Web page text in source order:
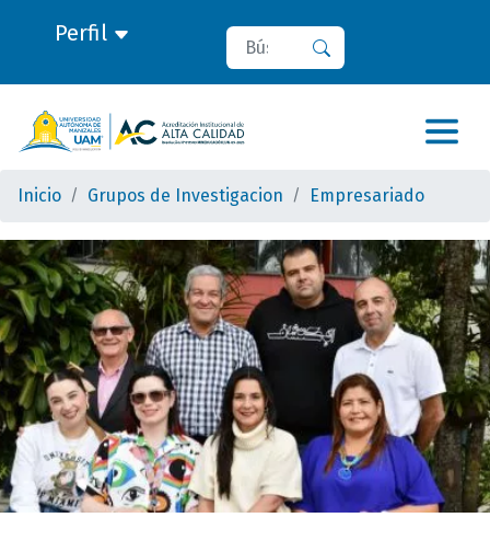
Perfil Buscar
Inicio Grupos de Investigacion Empresariado